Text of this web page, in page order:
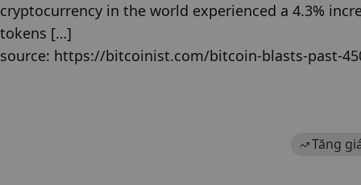
cryptocurrency in the world experienced a 4.3%
tokens […]
source: https://bitcoinist.com/bitcoin-blasts-past-
Tăng